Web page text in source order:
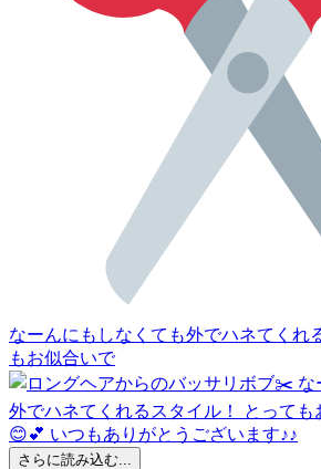
なーんにもしなくても外でハネてくれ
もお似合いで
さらに読み込む...